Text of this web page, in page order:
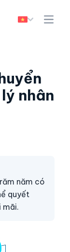
nhân
năm có
quyết
mãi.